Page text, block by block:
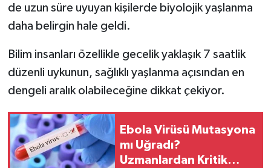
de uzun süre uyuyan kişilerde biyolojik yaşlanma
daha belirgin hale geldi.
Bilim insanları özellikle gecelik yaklaşık 7 saatlik
düzenli uykunun, sağlıklı yaşlanma açısından en
dengeli aralık olabileceğine dikkat çekiyor.
Ebola Virüsü Mutasyona
mı Uğradı?
Uzmanlardan Kritik